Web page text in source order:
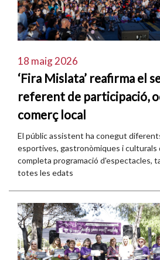
18 maig 2026
‘Fira Mislata’ reafirma el
referent de participació,
comerç local
El públic assistent ha conegut
esportives, gastronòmiques i culturals
completa programació d'espectacles,
totes les edats